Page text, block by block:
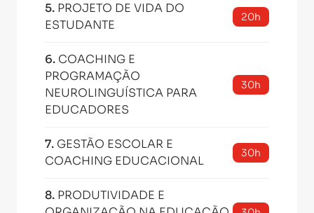
5. PROJETO DE VIDA DO
ESTUDANTE
20h
6. COACHING E
PROGRAMAÇÃO
NEUROLINGUÍSTICA PARA
EDUCADORES
30h
7. GESTÃO ESCOLAR E
COACHING EDUCACIONAL
30h
8. PRODUTIVIDADE E